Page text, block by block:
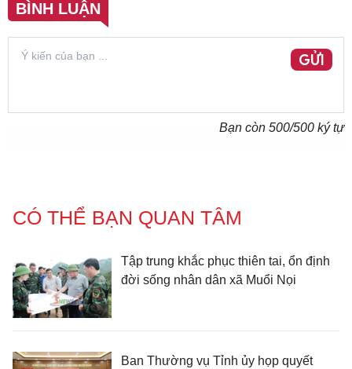
BÌNH LUẬN
GỬI
Bạn còn 500/500 ký tự
CÓ THỂ BẠN QUAN TÂM
Tập trung khắc phục thiên tai, ổn định
đời sống nhân dân xã Muổi Nọi
Ban Thường vụ Tỉnh ủy họp quyết